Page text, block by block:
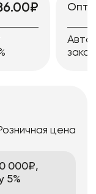
цена
000₽,
5%